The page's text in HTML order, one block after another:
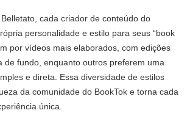
cada criador de conteúdo do
personalidade e estilo para seus “book
por vídeos mais elaborados, com edições
de fundo, enquanto outros preferem uma
e direta. Essa diversidade de estilos
da comunidade do BookTok e torna cada
única.